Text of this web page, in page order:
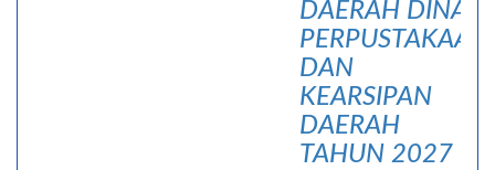
DAERAH DINAS
PERPUSTAKAAN
DAN
KEARSIPAN
DAERAH
TAHUN 2027